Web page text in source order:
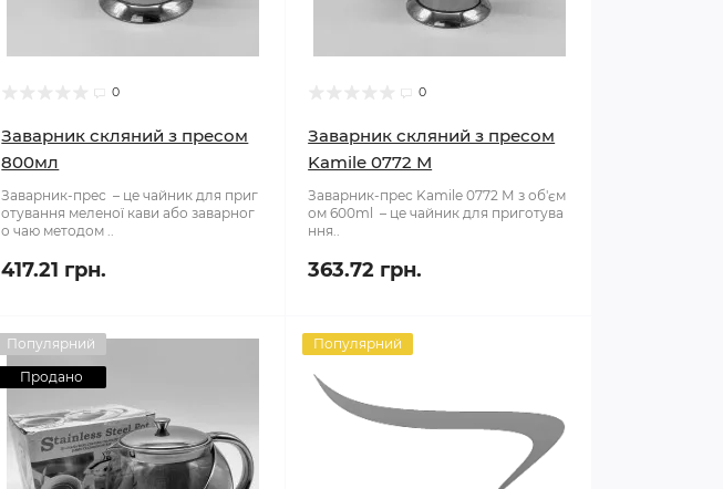
0
Заварник скляний з пресом
800мл
Заварник-прес – це чайник для приг
отування меленої кави або заварног
о чаю методом ..
417.21 грн.
0
Заварник скляний з пресом
Kamile 0772 М
Заварник-прес Kamile 0772 М з об'єм
ом 600ml – це чайник для приготува
ння..
363.72 грн.
Популярний
Продано
Популярний